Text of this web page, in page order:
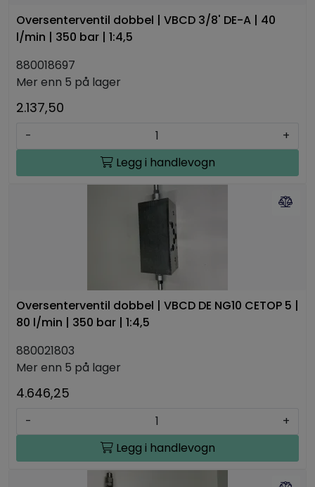
Oversenterventil dobbel | VBCD 3/8' DE-A | 40
l/min | 350 bar | 1:4,5
880018697
Mer enn 5 på lager
2.137,50
-
+
Legg i handlevogn
Oversenterventil dobbel | VBCD DE NG10 CETOP 5 |
80 l/min | 350 bar | 1:4,5
880021803
Mer enn 5 på lager
4.646,25
-
+
Legg i handlevogn